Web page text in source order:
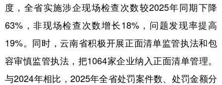
度，全省实施涉企现场检查次数较2025年同期下降
63%，非现场检查次数增长18%，问题发现率提高
19%。同时，云南省积极开展正面清单监管执法和包
容审慎监管执法，把1064家企业纳入正面清单管理。
与2024年相比，2025年全省处罚案件数、处罚金额分